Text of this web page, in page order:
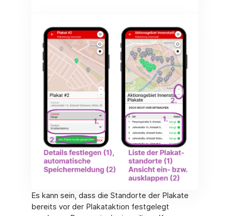
Es kann sein, dass die Standorte der Plakate
bereits vor der Plakataktion festgelegt